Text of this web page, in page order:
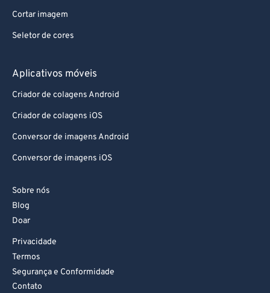
Cortar imagem
Seletor de cores
Aplicativos móveis
Criador de colagens Android
Criador de colagens iOS
Conversor de imagens Android
Conversor de imagens iOS
Sobre nós
Blog
Doar
Privacidade
Termos
Segurança e Conformidade
Contato